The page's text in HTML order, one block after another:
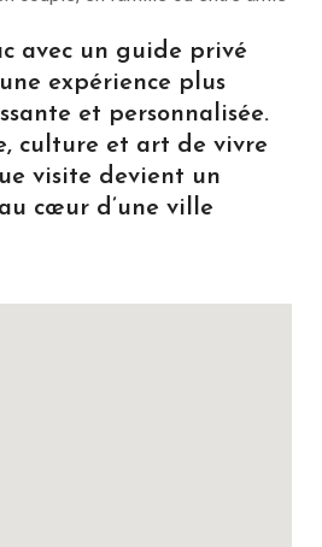
avec un guide privé
expérience plus
et personnalisée.
culture et art de vivre
visite devient un
cœur d’une ville